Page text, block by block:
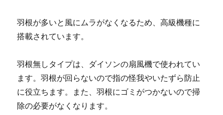
羽根が多いと風にムラがなくなるため、高級機種に
搭載されています。
羽根無しタイプは、ダイソンの扇風機で使われてい
ます。羽根が回らないので指の怪我やいたずら防止
に役立ちます。また、羽根にゴミがつかないので掃
除の必要がなくなります。